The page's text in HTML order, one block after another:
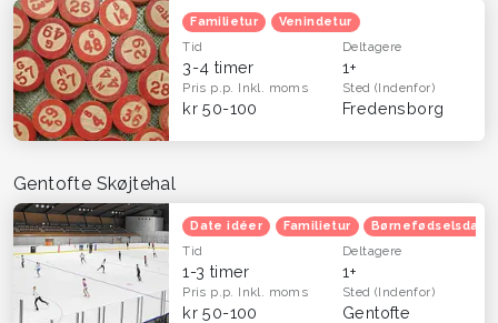
Familietur Venindetur
Tid
3-4 timer
Deltagere
1+
Pris p.p. Inkl. moms
kr 50-100
Sted(Indenfor)
Fredensborg
Gentofte Skøjtehal
Date idéer Familietur Børnefødselsdag
Tid
1-3 timer
Deltagere
1+
Pris p.p. Inkl. moms
kr 50-100
Sted(Indenfor)
Gentofte